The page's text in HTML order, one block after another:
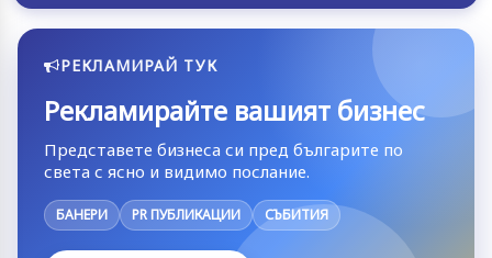
РЕКЛАМИРАЙ ТУК
Рекламирайте вашият бизнес
Представете бизнеса си пред българите по
света с ясно и видимо послание.
БАНЕРИ PR ПУБЛИКАЦИИ СЪБИТИЯ